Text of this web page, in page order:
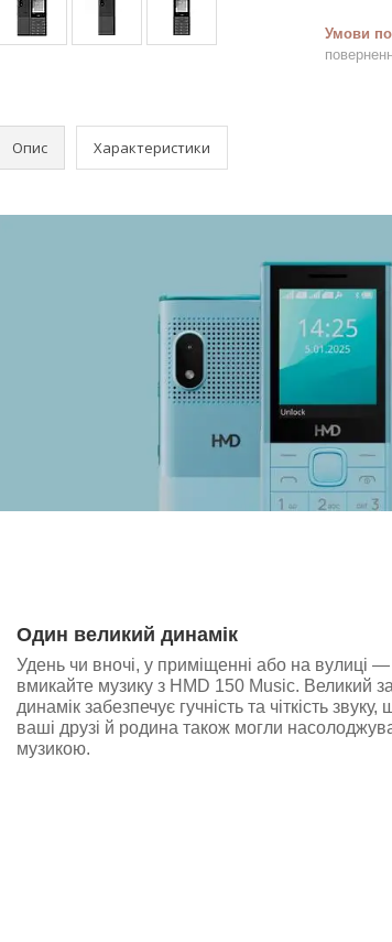
Опис Характеристики
Один великий динамік
Удень чи вночі, у приміщенні або на вулиці —
вмикайте музику з HMD 150 Music. Великий
динамік забезпечує гучність та чіткість звуку,
ваші друзі й родина також могли
музикою.